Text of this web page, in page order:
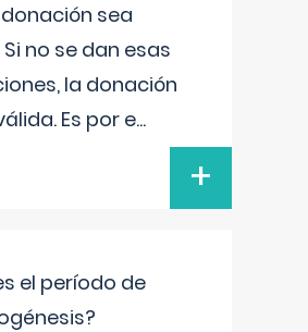
sea
no se dan esas
la donación
Es por e...
+
el período de